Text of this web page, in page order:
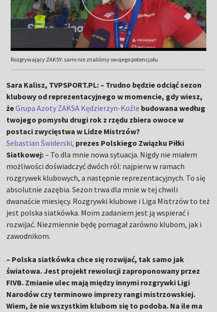
Rozgrywający ZAKSY: sami nie znaliśmy swojego potencjału
Sara Kalisz, TVPSPORT.PL: – Trudno będzie odciąć sezon
klubowy od reprezentacyjnego w momencie, gdy wiesz,
żeGrupa Azoty ZAKSA Kędzierzyn-Koźle budowana według
twojego pomysłu drugi rok z rzędu zbiera owoce w
postaci zwycięstwa w Lidze Mistrzów?
Sebastian Świderski, prezes Polskiego Związku Piłki
Siatkowej:– To dla mnie nowa sytuacja. Nigdy nie miałem
możliwości doświadczyć dwóch ról: najpierw w ramach
rozgrywek klubowych, a następnie reprezentacyjnych. To się
absolutnie zazębia. Sezon trwa dla mnie w tej chwili
dwanaście miesięcy. Rozgrywki klubowe i Liga Mistrzów to też
jest polska siatkówka. Moim zadaniem jest ją wspierać i
rozwijać. Niezmiennie będę pomagał zarówno klubom, jak i
zawodnikom.
– Polska siatkówka chce się rozwijać, tak samo jak
światowa. Jest projekt rewolucji zaproponowany przez
FIVB. Zmianie ulec mają między innymi rozgrywki Ligi
Narodów czy terminowo imprezy rangi mistrzowskiej.
Wiem, że nie wszystkim klubom się to podoba. Na ile ma